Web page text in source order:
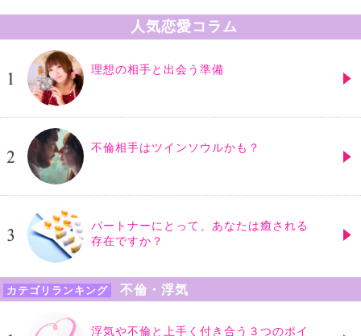
人気恋愛コラム
理想の相手と出会う準備
不倫相手はツインソウルかも？
パートナーにとって、あなたは癒される
存在ですか？
カテゴリランキング 不倫・浮気
浮気や不倫と上手く付き合う３つのポイ